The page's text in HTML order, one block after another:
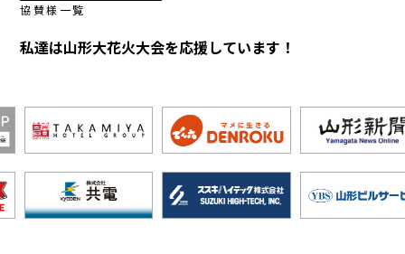
協賛様一覧
私達は山形大花火大会を応援しています！